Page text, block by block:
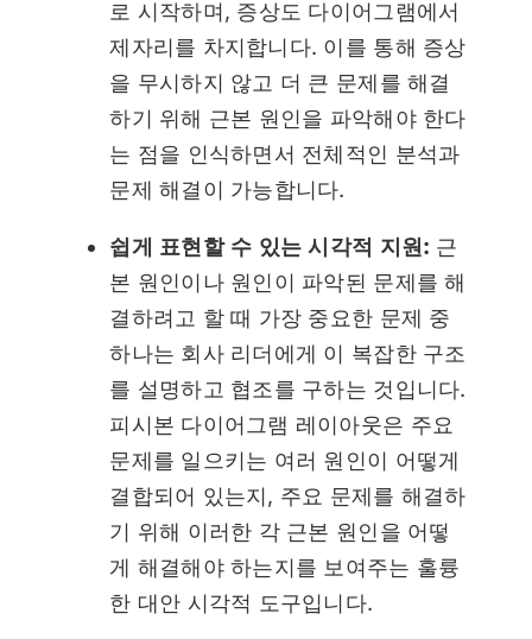
로 시작하며, 증상도 다이어그램에서
제자리를 차지합니다. 이를 통해 증상
을 무시하지 않고 더 큰 문제를 해결
하기 위해 근본 원인을 파악해야 한다
는 점을 인식하면서 전체적인 분석과
문제 해결이 가능합니다.
쉽게 표현할 수 있는 시각적 지원: 근
본 원인이나 원인이 파악된 문제를 해
결하려고 할 때 가장 중요한 문제 중
하나는 회사 리더에게 이 복잡한 구조
를 설명하고 협조를 구하는 것입니다.
피시본 다이어그램 레이아웃은 주요
문제를 일으키는 여러 원인이 어떻게
결합되어 있는지, 주요 문제를 해결하
기 위해 이러한 각 근본 원인을 어떻
게 해결해야 하는지를 보여주는 훌륭
한 대안 시각적 도구입니다.